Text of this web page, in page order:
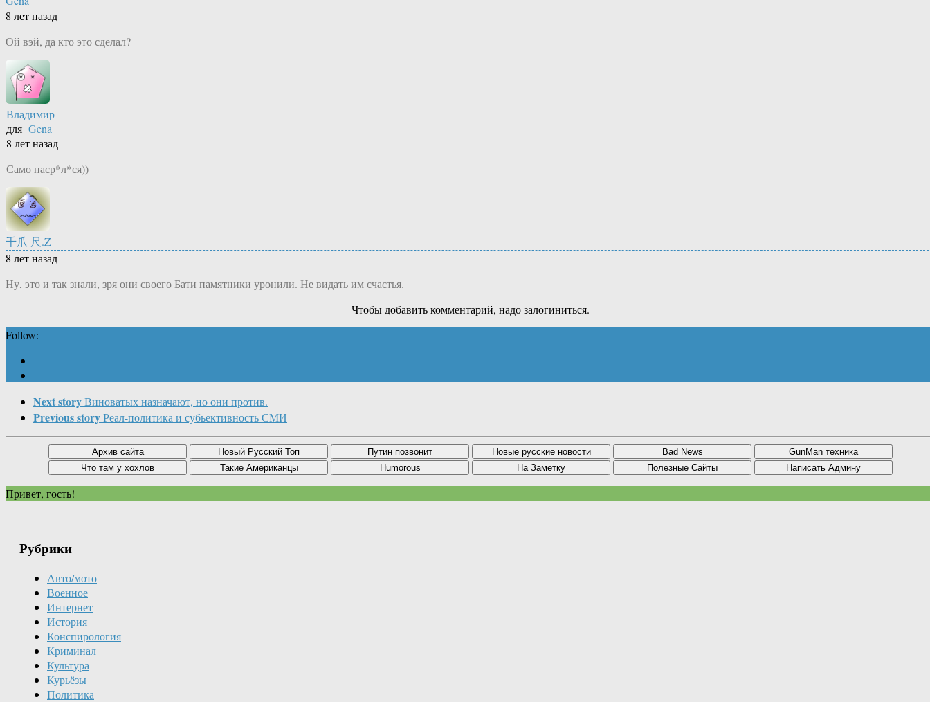
8 лет назад
Ой вэй, да кто это сделал?
Владимир
для Gena
8 лет назад
Само наср*л*ся))
千爪 尺.Z
8 лет назад
Ну, это и так знали, зря они своего Бати памятники уронили. Не видать им счастья.
Чтобы добавить комментарий, надо залогиниться.
Follow:
Next storyВиноватых назначают, но они против.
Previous storyРеал-политика и субьективность СМИ
Привет, гость!
Рубрики
Авто/мото
Военное
Интернет
История
Конспирология
Криминал
Культура
Курьёзы
Политика